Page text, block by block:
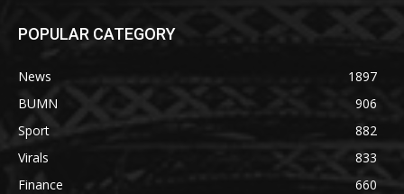
POPULAR CATEGORY
News
1897
BUMN
906
Sport
882
Virals
833
Finance
660